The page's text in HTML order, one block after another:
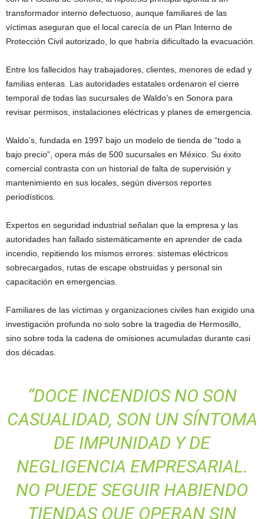
transformador interno defectuoso, aunque familiares de las
víctimas aseguran que el local carecía de un Plan Interno de
Protección Civil autorizado, lo que habría dificultado la evacuación.
Entre los fallecidos hay trabajadores, clientes, menores de edad y
familias enteras. Las autoridades estatales ordenaron el cierre
temporal de todas las sucursales de Waldo’s en Sonora para
revisar permisos, instalaciones eléctricas y planes de emergencia.
Waldo’s, fundada en 1997 bajo un modelo de tienda de “todo a
bajo precio”, opera más de 500 sucursales en México. Su éxito
comercial contrasta con un historial de falta de supervisión y
mantenimiento en sus locales, según diversos reportes
periodísticos.
Expertos en seguridad industrial señalan que la empresa y las
autoridades han fallado sistemáticamente en aprender de cada
incendio, repitiendo los mismos errores: sistemas eléctricos
sobrecargados, rutas de escape obstruidas y personal sin
capacitación en emergencias.
Familiares de las víctimas y organizaciones civiles han exigido una
investigación profunda no solo sobre la tragedia de Hermosillo,
sino sobre toda la cadena de omisiones acumuladas durante casi
dos décadas.
“DOCE INCENDIOS NO SON
CASUALIDAD, SON UN SÍNTOMA
DE IMPUNIDAD Y DE
NEGLIGENCIA EMPRESARIAL.
NO PUEDE SEGUIR HABIENDO
TIENDAS QUE OPERAN SIN